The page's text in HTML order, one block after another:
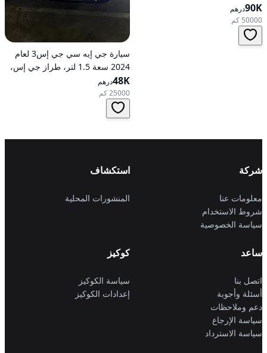
أوتوماتيكي
90Kدرهم
50000 كم
سيارة جي إيه سي جي إس3 لعام
2024 سعة 1.5 لتر، طراز جي إس،
تعمل بالبنزين، ناقل حركة
أوتوماتيكي، دفع أمامي
48Kدرهم
25000 كم
شركة
معلومات عنا
شروط الاستخدام
سياسة الخصوصية
استكشاف
المنشورات المحلية
ساعد
اتصل بنا
أسئلة وأجوبة
دعم وملاحظات
سياسة الإرجاع
سياسة الاسترداد
كوكيز
سياسة الكوكيز
إعدادات الكوكيز